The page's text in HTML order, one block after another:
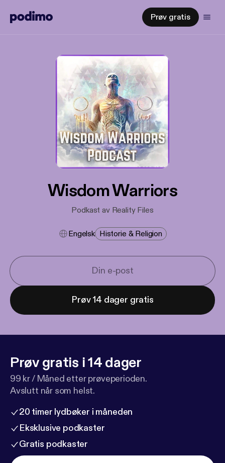
Prøv gratis
Wisdom Warriors
Podkast av Reality Files
Engelsk Historie & Religion
Prøv 14 dager gratis
Prøv gratis i 14 dager
99 kr / Måned etter prøveperioden.
Avslutt når som helst.
20 timer lydbøker i måneden
Eksklusive podkaster
Gratis podkaster